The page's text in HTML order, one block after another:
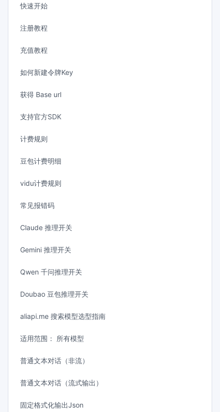
快速开始
注册教程
充值教程
如何新建令牌Key
获得 Base url
支持官方SDK
计费规则
豆包计费明细
vidu计费规则
常见报错码
Claude 推理开关
Gemini 推理开关
Qwen 千问推理开关
Doubao 豆包推理开关
aliapi.me 搜索模型选型指南
适用范围： 所有模型
普通文本对话（非流）
普通文本对话（流式输出）
固定格式化输出Json